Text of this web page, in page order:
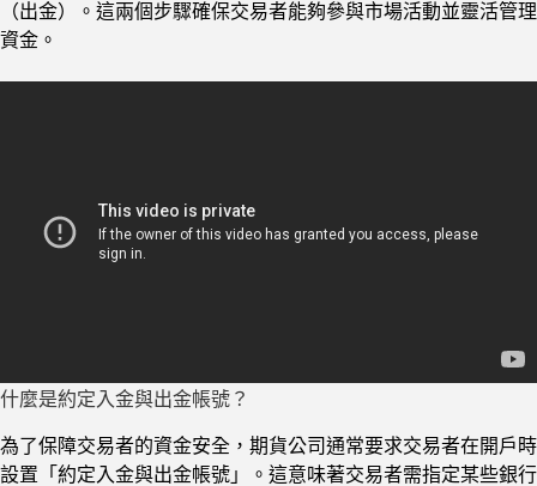
（出金）。這兩個步驟確保交易者能夠參與市場活動並靈活管理
資金。
什麼是約定入金與出金帳號？
為了保障交易者的資金安全，期貨公司通常要求交易者在開戶時
設置「約定入金與出金帳號」。這意味著交易者需指定某些銀行